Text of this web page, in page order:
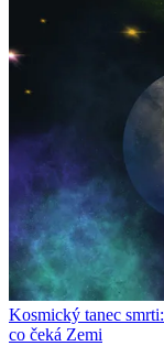
Kosmický tanec
co čeká Zemi